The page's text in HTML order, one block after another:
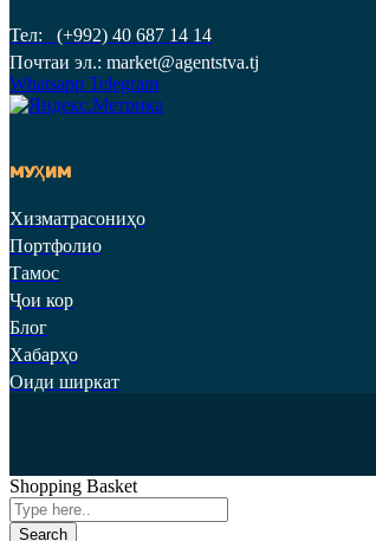
Тел: (+992) 40 687 14 14
Почтаи эл.: market@agentstva.tj
Whatsapp Telegram
МУҲИМ
Хизматрасониҳо
Портфолио
Тамос
Ҷои кор
Блог
Хабарҳо
Оиди ширкат
Shopping Basket